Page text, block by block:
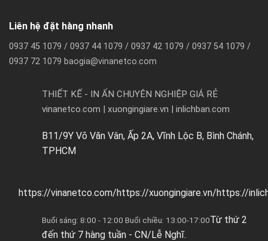
Liên hệ đặt hàng nhanh
0937 45 1079 / 0937 44 1079 / 0937 42 1079 / 0937 54 1079 /
0937 72 1079 baogia@vinanetco.com
THIẾT KẾ - IN ẤN CHUYÊN NGHIỆP GIÁ RẺ
vinanetco.com | xuongingiare.vn | inlichban.com
B11/9Y Võ Văn Vân, Ấp 2A, Vĩnh Lộc B, Bình Chánh,
TPHCM
https://vinanetco.com/https://xuongingiare.vn/https://
Buổi sáng: 8:00 - 12:00 Buổi chiều: 13:00-17:00Từ thứ 2
đến thứ 7 hàng tuần - CN/Lễ Nghĩ.